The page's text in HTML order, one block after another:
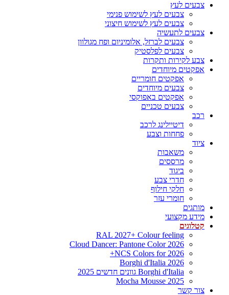
צבעים לעץ
צבעים לעץ לשימוש פנימי
צבעים לעץ לשימוש חיצוני
צבעים לתעשיה
צבעים לברזל, אלומיניום ופח מגולוון
צבעים לפלסטיק
צבע לקירות ותקרות
אפקטים מיוחדים
אפקטים חומריים
צבעים מיוחדים
אפקטים באפוקסי
צבעים טכניים
רכב
דיטיילינג לרכב
פחחות וצבע
ציוד
משאבות
מרססים
ביגוד
חדרי צבע
חלקי חילוף
חומרי עזר
מותגים
מידע מקצועי
קטלוגים
RAL 2027+ Colour feeling
Cloud Dancer: Pantone Color 2026
NCS Colors for 2026+
Borghi d'Italia 2026
Borghi d'Italia גוונים חדשים 2025
Mocha Mousse 2025
צור קשר